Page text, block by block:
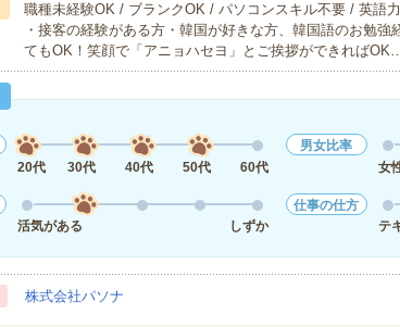
職種未経験OK / ブランクOK / パソコンスキル不要 / 英語
・接客の経験がある方・韓国が好きな方、韓国語のお勉
てもOK！笑顔で「アニョハセヨ」とご挨拶ができれば
20代
30代 40代 50代 60代
男女比率
女
活気がある
しずか
仕事の仕方
テ
株式会社パソナ